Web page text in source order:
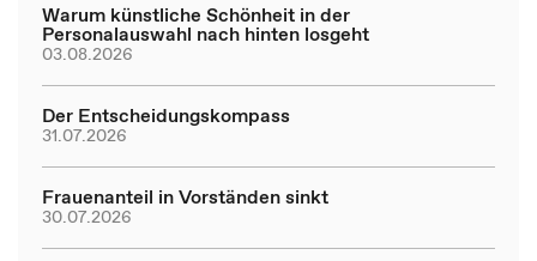
Warum künstliche Schönheit in der
Personalauswahl nach hinten losgeht
03.08.2026
Der Entscheidungskompass
31.07.2026
Frauenanteil in Vorständen sinkt
30.07.2026